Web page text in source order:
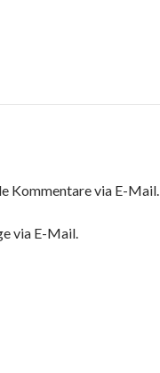
Kommentare via E-Mail.
via E-Mail.